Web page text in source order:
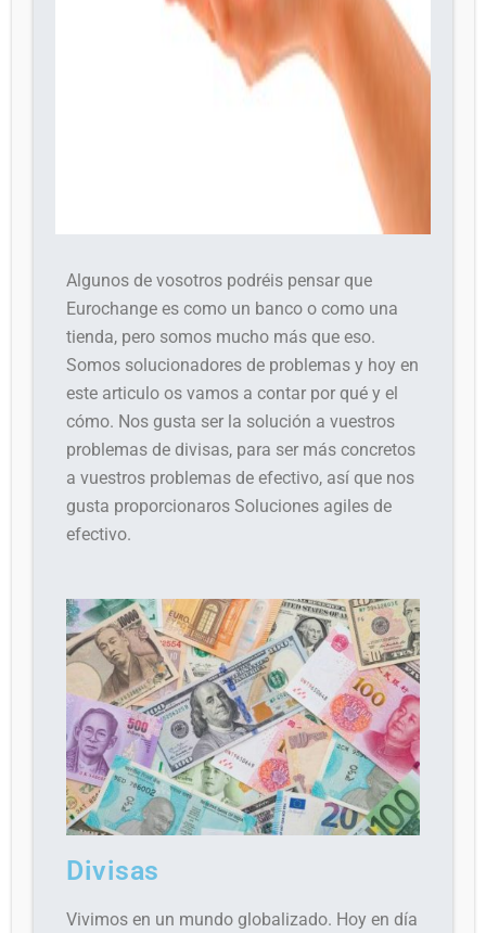
Algunos de vosotros podréis pensar que
Eurochange es como un banco o como una
tienda, pero somos mucho más que eso.
Somos solucionadores de problemas y hoy en
este articulo os vamos a contar por qué y el
cómo. Nos gusta ser la solución a vuestros
problemas de divisas, para ser más concretos
a vuestros problemas de efectivo, así que nos
gusta proporcionaros Soluciones agiles de
efectivo.
Divisas
Vivimos en un mundo globalizado. Hoy en día